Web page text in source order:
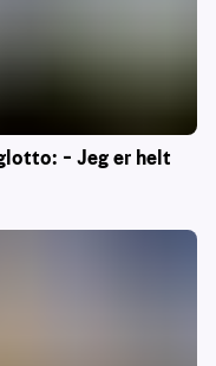
– Jeg er helt